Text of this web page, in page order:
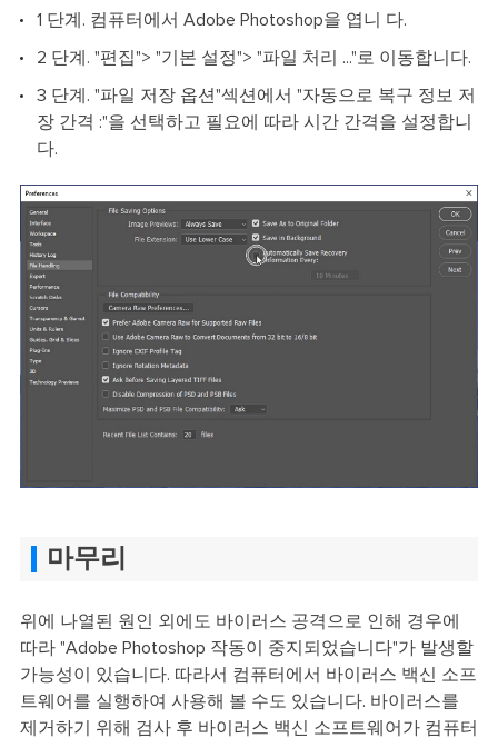
1 단계. 컴퓨터에서 Adobe Photoshop을 엽니 다.
2 단계. "편집"> "기본 설정"> "파일 처리 ..."로 이동합니다.
3 단계. "파일 저장 옵션"섹션에서 "자동으로 복구 정보 저
장 간격 :"을 선택하고 필요에 따라 시간 간격을 설정합니
다.
마무리
위에 나열된 원인 외에도 바이러스 공격으로 인해 경우에
따라 "Adobe Photoshop 작동이 중지되었습니다"가 발생할
가능성이 있습니다. 따라서 컴퓨터에서 바이러스 백신 소프
트웨어를 실행하여 사용해 볼 수도 있습니다. 바이러스를
제거하기 위해 검사 후 바이러스 백신 소프트웨어가 컴퓨터